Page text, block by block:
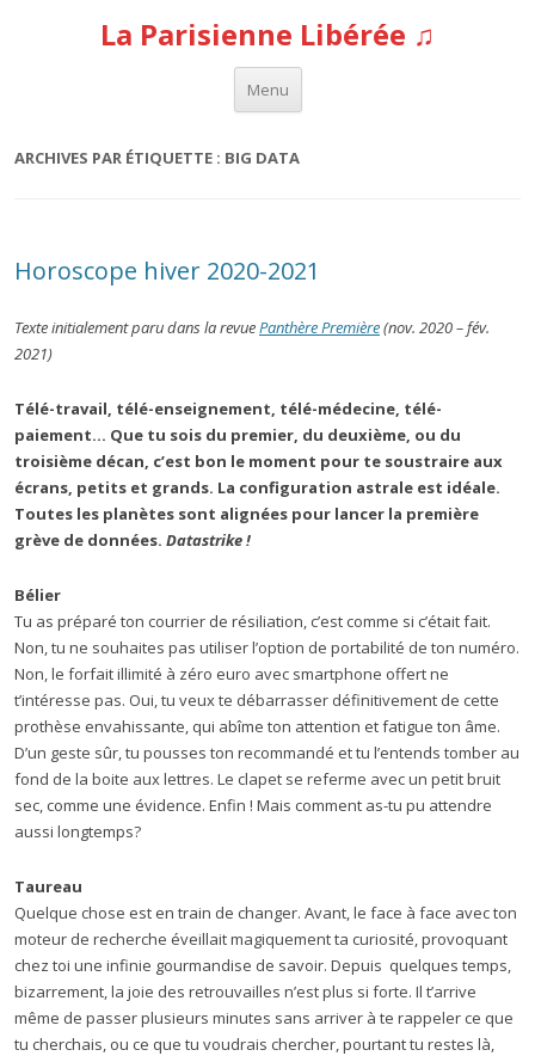
La Parisienne Libérée ♫
Menu
Aller au contenu
ARCHIVES PAR ÉTIQUETTE : BIG DATA
Horoscope hiver 2020-2021
Texte initialement paru dans la revuePanthère Première(nov. 2020 – fév.
2021)
Télé-travail, télé-enseignement, télé-médecine, télé-
paiement… Que tu sois du premier, du deuxième, ou du
troisième décan, c’est bon le moment pour te soustraire aux
écrans, petits et grands. La configuration astrale est idéale.
Toutes les planètes sont alignées pour lancer la première
grève de données. Datastrike !
Bélier
Tu as préparé ton courrier de résiliation, c’est comme si c’était fait.
Non, tu ne souhaites pas utiliser l’option de portabilité de ton numéro.
Non, le forfait illimité à zéro euro avec smartphone offert ne
t’intéresse pas. Oui, tu veux te débarrasser définitivement de cette
prothèse envahissante, qui abîme ton attention et fatigue ton âme.
D’un geste sûr, tu pousses ton recommandé et tu l’entends tomber au
fond de la boite aux lettres. Le clapet se referme avec un petit bruit
sec, comme une évidence. Enfin ! Mais comment as-tu pu attendre
aussi longtemps?
Taureau
Quelque chose est en train de changer. Avant, le face à face avec ton
moteur de recherche éveillait magiquement ta curiosité, provoquant
chez toi une infinie gourmandise de savoir. Depuis quelques temps,
bizarrement, la joie des retrouvailles n’est plus si forte. Il t’arrive
même de passer plusieurs minutes sans arriver à te rappeler ce que
tu cherchais, ou ce que tu voudrais chercher, pourtant tu restes là,